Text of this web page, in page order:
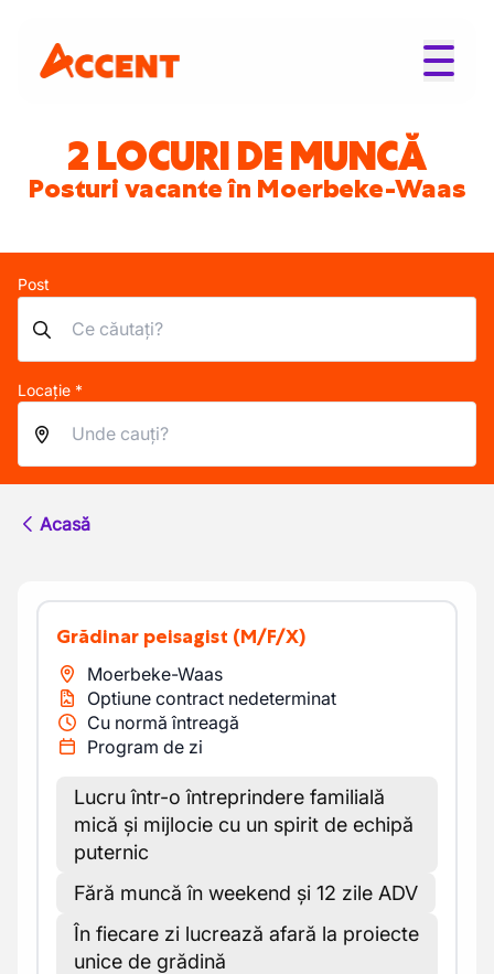
2 LOCURI DE MUNCĂ
Posturi vacante în Moerbeke-Waas
Post
Locație *
Acasă
Grădinar peisagist (M/F/X)
Moerbeke-Waas
Optiune contract nedeterminat
Cu normă întreagă
Program de zi
Lucru într-o întreprindere familială
mică și mijlocie cu un spirit de echipă
puternic
Fără muncă în weekend și 12 zile ADV
În fiecare zi lucrează afară la proiecte
unice de grădină